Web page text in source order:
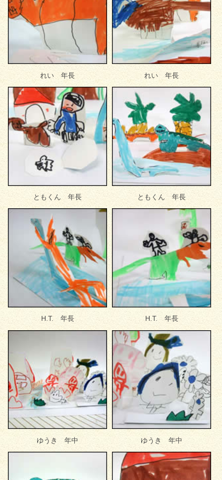
れい 年長 れい 年長
ともくん 年長 ともくん 年長
H.T. 年長 H.T. 年長
ゆうき 年中 ゆうき 年中